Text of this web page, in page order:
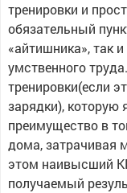
тренировки и
обязательный
«айтишника», так
умственного
тренировки(если
зарядки),
преимущество в
дома, затрачивая
этом наивысший
получаемый